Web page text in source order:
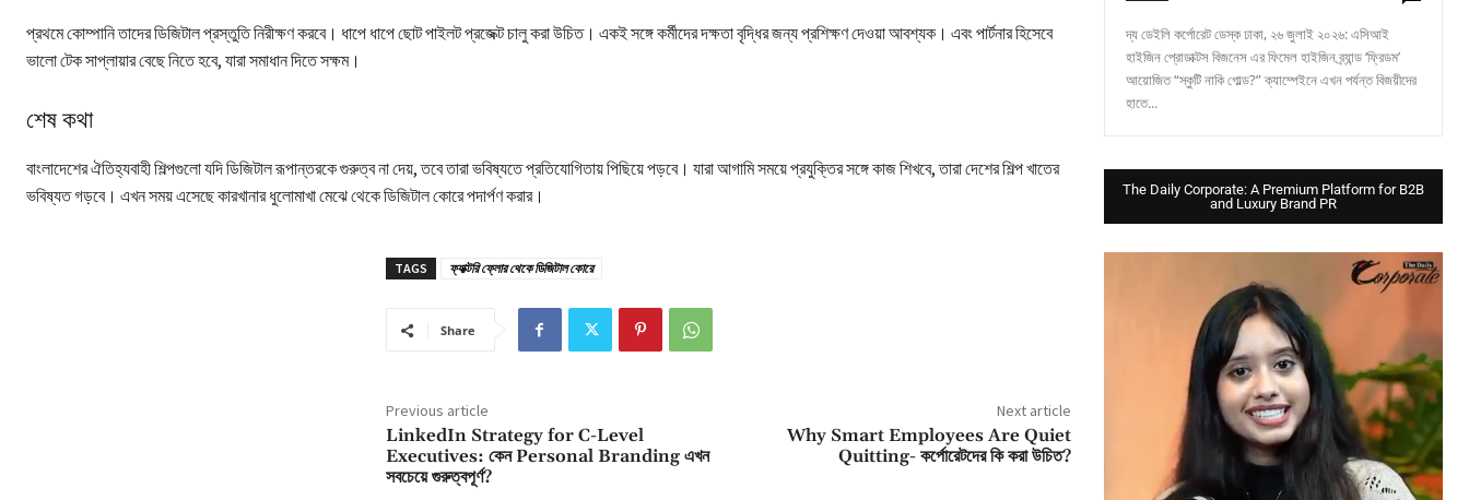
প্রথমে কোম্পানি তাদের ডিজিটাল প্রস্তুতি নিরীক্ষণ করবে। ধাপে ধাপে ছোট পাইলট প্রজেক্ট চালু করা উচিত। একই সঙ্গে কর্মীদের দক্ষতা বৃদ্ধির জন্য প্রশিক্ষণ দেওয়া আবশ্যক। এবং পার্টনার হিসেবে
ভালো টেক সাপ্লায়ার বেছে নিতে হবে, যারা সমাধান দিতে সক্ষম।
শেষ কথা
বাংলাদেশের ঐতিহ্যবাহী শিল্পগুলো যদি ডিজিটাল রূপান্তরকে গুরুত্ব না দেয়, তবে তারা ভবিষ্যতে প্রতিযোগিতায় পিছিয়ে পড়বে। যারা আগামি সময়ে প্রযুক্তির সঙ্গে কাজ শিখবে, তারা দেশের শিল্প খাতের
ভবিষ্যত গড়বে। এখন সময় এসেছে কারখানার ধুলোমাখা মেঝে থেকে ডিজিটাল কোরে পদার্পণ করার।
TAGS ফ্যাক্টরি ফ্লোর থেকে ডিজিটাল কোরে
Share
Previous article
LinkedIn Strategy for C-Level
Executives: কেন Personal Branding এখন
সবচেয়ে গুরুত্বপূর্ণ?
Next article
Why Smart Employees Are Quiet
Quitting- কর্পোরেটদের কি করা উচিত?
দ্য ডেইলি কর্পোরেট ডেস্ক ঢাকা, ২৬ জুলাই ২০২৬: এসিআই
হাইজিন প্রোডাক্টস বিজনেস এর ফিমেল হাইজিন ব্র্যান্ড ‘ফ্রিডম’
আয়োজিত “স্কুটি নাকি গোল্ড?” ক্যাম্পেইনে এখন পর্যন্ত বিজয়ীদের
হাতে...
The Daily Corporate: A Premium Platform for B2B
and Luxury Brand PR